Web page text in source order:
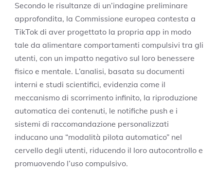
Secondo le risultanze di un’indagine preliminare
approfondita, la Commissione europea contesta a
TikTok di aver progettato la propria app in modo
tale da alimentare comportamenti compulsivi tra gli
utenti, con un impatto negativo sul loro benessere
fisico e mentale. L’analisi, basata su documenti
interni e studi scientifici, evidenzia come il
meccanismo di scorrimento infinito, la riproduzione
automatica dei contenuti, le notifiche push e i
sistemi di raccomandazione personalizzati
inducano una “modalità pilota automatico” nel
cervello degli utenti, riducendo il loro autocontrollo e
promuovendo l’uso compulsivo.